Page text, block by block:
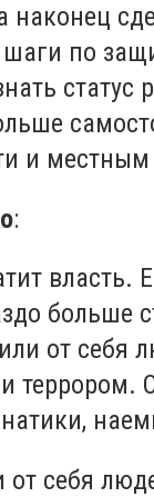
наконец
по
статус
и
:
власть.
больше
от себя
террором.
от себя